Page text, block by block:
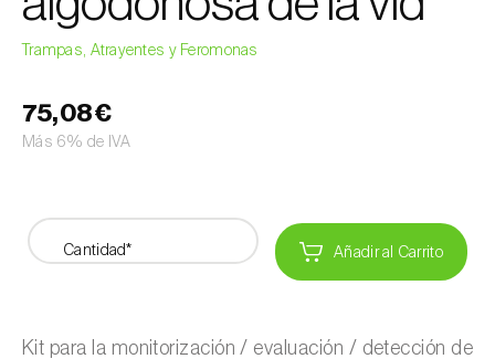
Trampas, Atrayentes y Feromonas
75,08€
Más 6% de IVA
Cantidad* Añadir al Carrito
Kit para la monitorización / evaluación / detección de